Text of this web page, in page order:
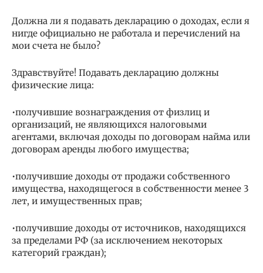
Должна ли я подавать декларацию о доходах, если я
нигде официально не работала и перечислений на
мои счета не было?
Здравствуйте! Подавать декларацию должны
физические лица:
•получившие вознаграждения от физлиц и
организаций, не являющихся налоговыми
агентами, включая доходы по договорам найма или
договорам аренды любого имущества;
•получившие доходы от продажи собственного
имущества, находящегося в собственности менее 3
лет, и имущественных прав;
•получившие доходы от источников, находящихся
за пределами РФ (за исключением некоторых
категорий граждан);